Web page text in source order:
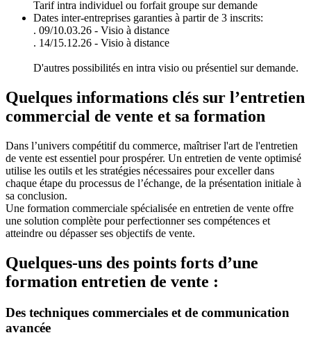
Tarif intra individuel ou forfait groupe sur demande
Dates inter-entreprises garanties à partir de 3 inscrits:
. 09/10.03.26 - Visio à distance
. 14/15.12.26 - Visio à distance
D'autres possibilités en intra visio ou présentiel sur demande.
Quelques informations clés sur l’entretien
commercial de vente et sa formation
Dans l’univers compétitif du commerce, maîtriser l'art de l'entretien
de vente est essentiel pour prospérer. Un entretien de vente optimisé
utilise les outils et les stratégies nécessaires pour exceller dans
chaque étape du processus de l’échange, de la présentation initiale à
sa conclusion.
Une formation commerciale spécialisée en entretien de vente offre
une solution complète pour perfectionner ses compétences et
atteindre ou dépasser ses objectifs de vente.
Quelques-uns des points forts d’une
formation entretien de vente :
Des techniques commerciales et de communication
avancée